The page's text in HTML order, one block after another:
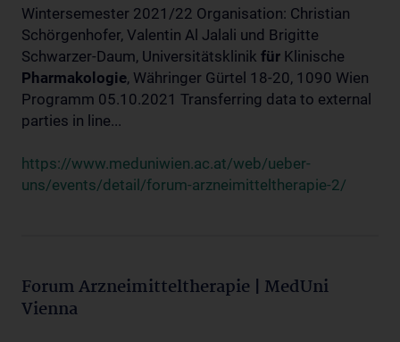
Wintersemester 2021/22 Organisation: Christian
Schörgenhofer, Valentin Al Jalali und Brigitte
Schwarzer-Daum, Universitätsklinik für Klinische
Pharmakologie, Währinger Gürtel 18-20, 1090 Wien
Programm 05.10.2021 Transferring data to external
parties in line...
https://www.meduniwien.ac.at/web/ueber-
uns/events/detail/forum-arzneimitteltherapie-2/
Forum Arzneimitteltherapie | MedUni
Vienna